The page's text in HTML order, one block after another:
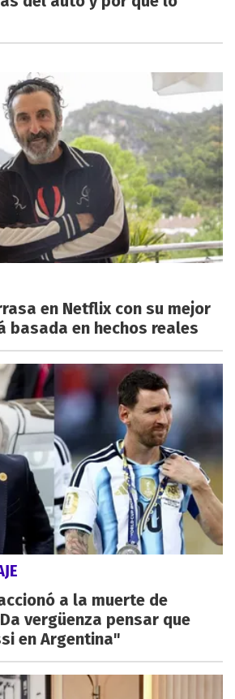
en Netflix con su mejor
basada en hechos reales
a la muerte de
vergüenza pensar que
en Argentina"